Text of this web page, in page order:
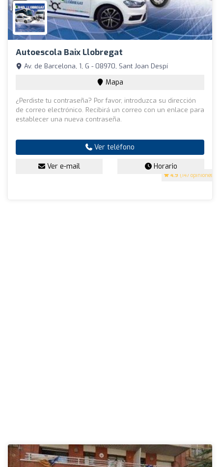
Autoescola Baix Llobregat
4.9 (147 opiniones)
Av. de Barcelona, 1, G - 08970, Sant Joan Despí
Mapa
¿Perdiste tu contraseña? Por favor, introduzca su dirección
de correo electrónico. Recibirá un correo con un enlace para
establecer una nueva contraseña.
Ver teléfono
Ver e-mail Horario